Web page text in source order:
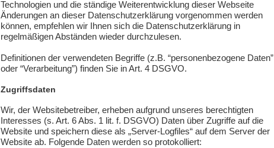
Technologien und die ständige Weiterentwicklung dieser Webseite
Änderungen an dieser Datenschutzerklärung vorgenommen werden
können, empfehlen wir Ihnen sich die Datenschutzerklärung in
regelmäßigen Abständen wieder durchzulesen.
Definitionen der verwendeten Begriffe (z.B. “personenbezogene Daten”
oder “Verarbeitung”) finden Sie in Art. 4 DSGVO.
Zugriffsdaten
Wir, der Websitebetreiber, erheben aufgrund unseres berechtigten
Interesses (s. Art. 6 Abs. 1 lit. f. DSGVO) Daten über Zugriffe auf die
Website und speichern diese als „Server-Logfiles“ auf dem Server der
Website ab. Folgende Daten werden so protokolliert: